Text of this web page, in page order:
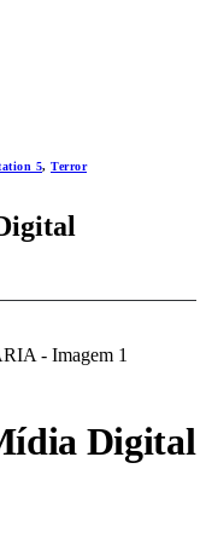
5, Terror
Digital